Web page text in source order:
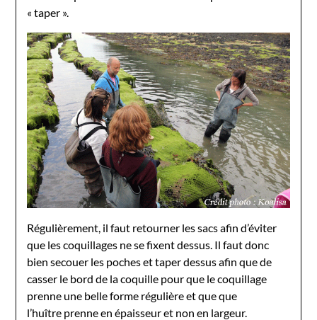
« taper ».
Régulièrement, il faut retourner les sacs afin d’éviter
que les coquillages ne se fixent dessus. Il faut donc
bien secouer les poches et taper dessus afin que de
casser le bord de la coquille pour que le coquillage
prenne une belle forme régulière et que que
l’huître prenne en épaisseur et non en largeur.